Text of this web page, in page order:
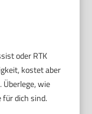
oder RTK
kostet aber
wie
dich sind.